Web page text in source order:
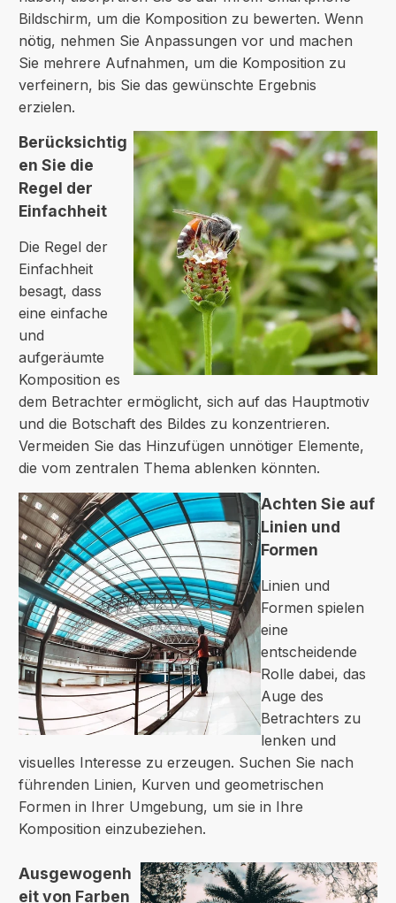
Bildschirm, um die Komposition zu bewerten. Wenn
nötig, nehmen Sie Anpassungen vor und machen
Sie mehrere Aufnahmen, um die Komposition zu
verfeinern, bis Sie das gewünschte Ergebnis
erzielen.
Berücksichtig
en Sie die
Regel der
Einfachheit
Die Regel der
Einfachheit
besagt, dass
eine einfache
und
aufgeräumte
Komposition es
dem Betrachter ermöglicht, sich auf das Hauptmotiv
und die Botschaft des Bildes zu konzentrieren.
Vermeiden Sie das Hinzufügen unnötiger Elemente,
die vom zentralen Thema ablenken könnten.
Achten Sie auf
Linien und
Formen
Linien und
Formen spielen
eine
entscheidende
Rolle dabei, das
Auge des
Betrachters zu
lenken und
visuelles Interesse zu erzeugen. Suchen Sie nach
führenden Linien, Kurven und geometrischen
Formen in Ihrer Umgebung, um sie in Ihre
Komposition einzubeziehen.
Ausgewogenh
eit von Farben